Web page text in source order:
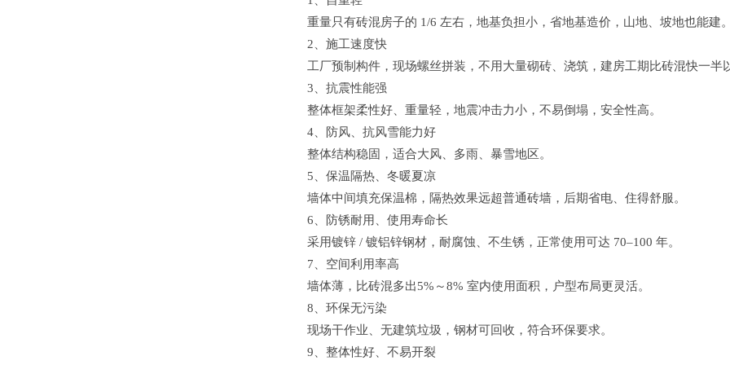
重量只有砖混房子的 1/6 左右，地基负担小，省地基造价，山地、坡地也能建。
2、施工速度快
工厂预制构件，现场螺丝拼装，不用大量砌砖、浇筑，建房工期比砖混快一半
3、抗震性能强
整体框架柔性好、重量轻，地震冲击力小，不易倒塌，安全性高。
4、防风、抗风雪能力好
整体结构稳固，适合大风、多雨、暴雪地区。
5、保温隔热、冬暖夏凉
墙体中间填充保温棉，隔热效果远超普通砖墙，后期省电、住得舒服。
6、防锈耐用、使用寿命长
采用镀锌 / 镀铝锌钢材，耐腐蚀、不生锈，正常使用可达 70–100 年。
7、空间利用率高
墙体薄，比砖混多出5%～8% 室内使用面积，户型布局更灵活。
8、环保无污染
现场干作业、无建筑垃圾，钢材可回收，符合环保要求。
9、整体性好、不易开裂